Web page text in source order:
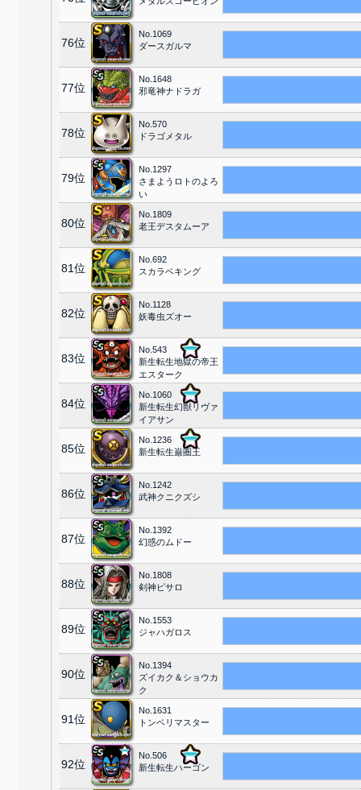
76位
No.1069
ダースガルマ
77位
No.1648
邪竜神ナドラガ
78位
No.570
ドラゴメタル
79位
No.1297
さまようロトのよろ
い
80位
No.1809
老王デスタムーア
81位
No.692
スカラベキング
82位
No.1128
妖毒虫ズオー
83位
No.543
新生転生地獄の帝王
エスターク
84位
No.1060
新生転生幻獣リヴァ
イアサン
85位
No.1236
新生転生巌圏王
86位
No.1242
武神クニクズシ
87位
No.1392
幻惑のムドー
88位
No.1808
剣神ピサロ
89位
No.1553
ジャハガロス
90位
No.1394
ズイカク＆ショウカ
ク
91位
No.1631
トンベリマスター
92位
No.506
新生転生ハーゴン